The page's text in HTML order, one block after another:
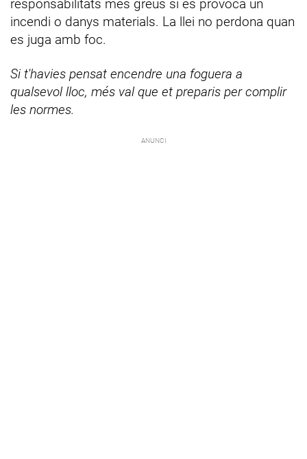
responsabilitats més greus si es provoca un
incendi o danys materials. La llei no perdona quan
es juga amb foc.
Si t'havies pensat encendre una foguera a
qualsevol lloc, més val que et preparis per complir
les normes.